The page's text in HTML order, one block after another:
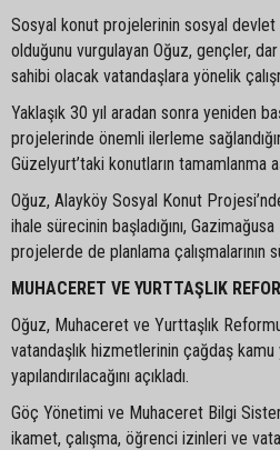
Sosyal konut projelerinin sosyal devlet
olduğunu vurgulayan Oğuz, gençler,
sahibi olacak vatandaşlara yönelik
Yaklaşık 30 yıl aradan sonra yeniden
projelerinde önemli ilerleme
Güzelyurt’taki konutların tamamlanma
Oğuz, Alayköy Sosyal Konut
ihale sürecinin başladığını,
projelerde de planlama çalışmalarının
MUHACERET VE YURTTAŞLIK
Oğuz, Muhaceret ve Yurttaşlık
vatandaşlık hizmetlerinin çağdaş kamu
yapılandırılacağını açıkladı.
Göç Yönetimi ve Muhaceret Bilgi
ikamet, çalışma, öğrenci izinleri ve